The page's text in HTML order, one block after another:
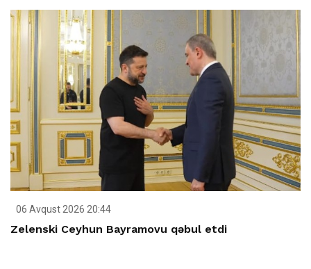
06 Avqust 2026 20:44
Zelenski Ceyhun Bayramovu qəbul etdi